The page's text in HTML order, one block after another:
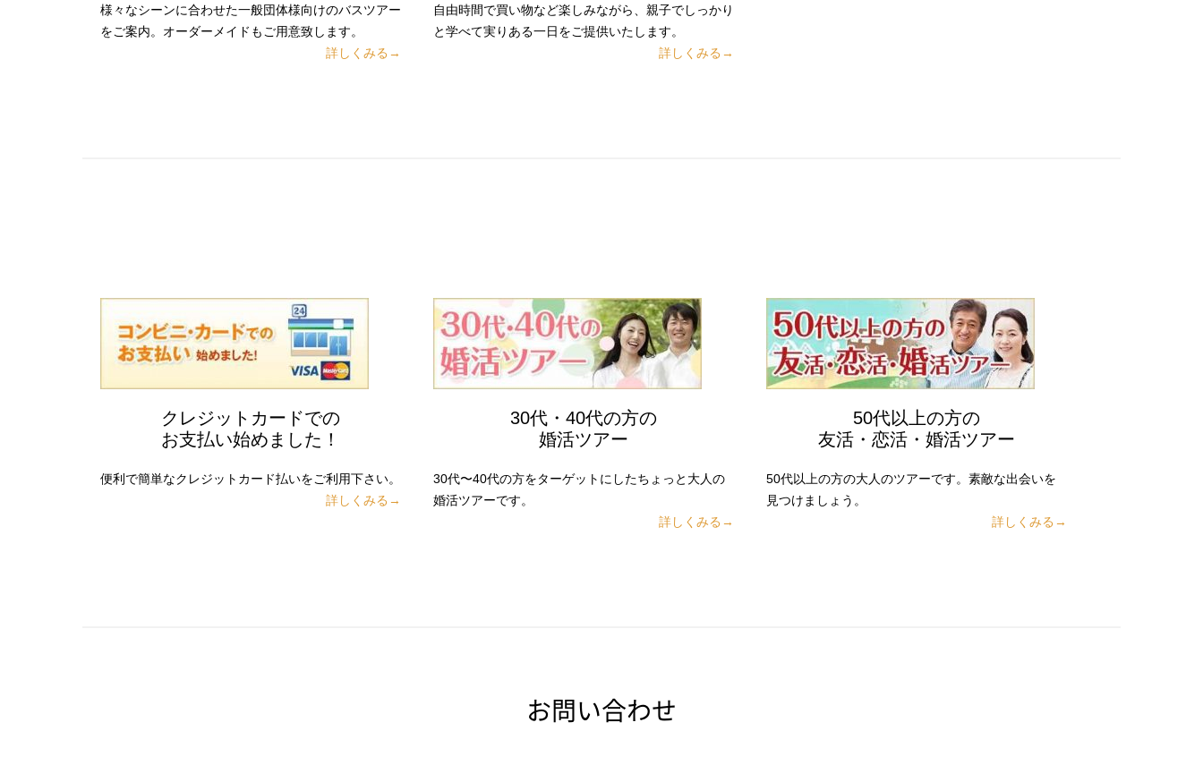
様々なシーンに合わせた一般団体様向けのバスツアー
をご案内。オーダーメイドもご用意致します。
詳しくみる→
自由時間で買い物など楽しみながら、親子でしっかり
と学べて実りある一日をご提供いたします。
詳しくみる→
クレジットカードでの
お支払い始めました！
便利で簡単なクレジットカード払いをご利用下さい。
詳しくみる→
30代・40代の方の
婚活ツアー
30代〜40代の方をターゲットにしたちょっと大人の
婚活ツアーです。
詳しくみる→
50代以上の方の
友活・恋活・婚活ツアー
50代以上の方の大人のツアーです。素敵な出会いを
見つけましょう。
詳しくみる→
お問い合わせ